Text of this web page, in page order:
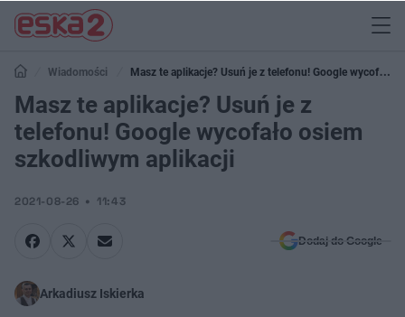
Wiadomości
Masz te aplikacje? Usuń je z telefonu! Google wycofało
osiem szkodliwym aplikacji
Masz te aplikacje? Usuń je z
telefonu! Google wycofało osiem
szkodliwym aplikacji
2021-08-26 11:43
Dodaj do Google
Arkadiusz Iskierka